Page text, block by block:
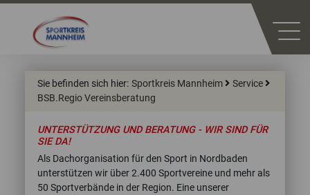
Sie befinden sich hier: Sportkreis Mannheim
Service
BSB.Regio Vereinsberatung
UNTERSTÜTZUNG UND BERATUNG - WIR SIND FÜR
SIE DA!
Als Dachorganisation für den Sport in Nordbaden
unterstützen wir über 2.400 Sportvereine und mehr als
50 Sportverbände in der Region. Eine unserer